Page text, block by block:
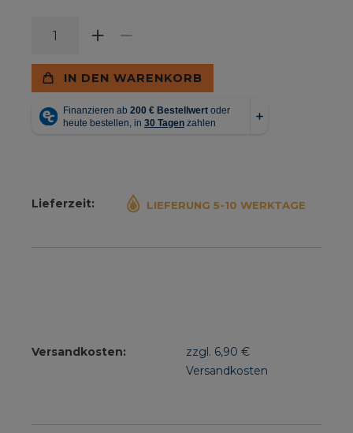
IN DEN WARENKORB
Lieferzeit: LIEFERUNG 5-10 WERKTAGE
Versandkosten:
zzgl. 6,90 €
Versandkosten